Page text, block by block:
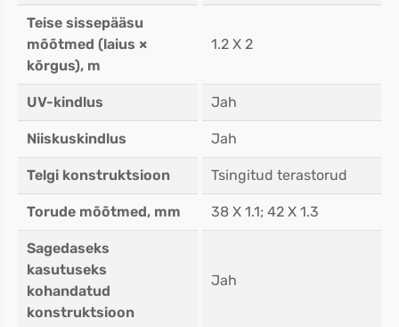
Teise sissepääsu
mõõtmed (laius ×
kõrgus), m
1.2 X 2
UV-kindlus Jah
Niiskuskindlus Jah
Telgi konstruktsioon Tsingitud terastorud
Torude mõõtmed, mm 38 X 1.1; 42 X 1.3
Sagedaseks
kasutuseks
kohandatud
konstruktsioon
Jah